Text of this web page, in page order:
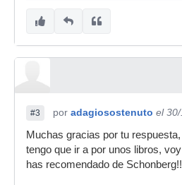
#3 por adagiosostenuto el
Muchas gracias por tu
tengo que ir a por unos libros,
has recomendado de Schonberg!!